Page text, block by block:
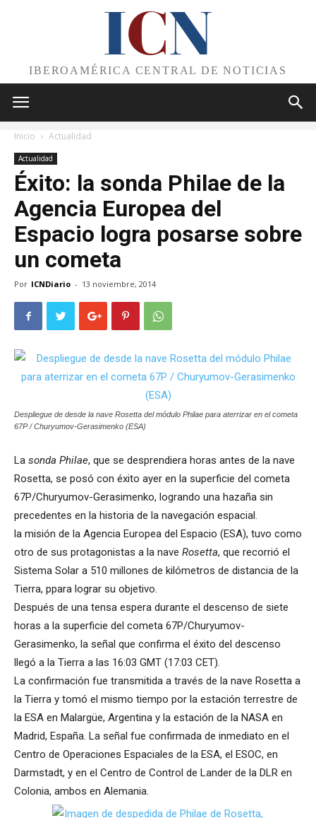
ICN
IBEROAMÉRICA CENTRAL DE NOTICIAS
Inicio Actualidad
Actualidad
Éxito: la sonda Philae de la
Agencia Europea del
Espacio logra posarse sobre
un cometa
Por ICNDiario - 13 noviembre, 2014
Despliegue de desde la nave Rosetta del módulo Philae para aterrizar en el cometa
67P / Churyumov-Gerasimenko (ESA)
La sonda Philae, que se desprendiera horas antes de la nave
Rosetta, se posó con éxito ayer en la superficie del cometa
67P/Churyumov-Gerasimenko, logrando una hazaña sin
precedentes en la historia de la navegación espacial.
la misión de la Agencia Europea del Espacio (ESA), tuvo como
otro de sus protagonistas a la nave Rosetta, que recorrió el
Sistema Solar a 510 millones de kilómetros de distancia de la
Tierra, ppara lograr su objetivo.
Después de una tensa espera durante el descenso de siete
horas a la superficie del cometa 67P/Churyumov-
Gerasimenko, la señal que confirma el éxito del descenso
llegó a la Tierra a las 16:03 GMT (17:03 CET).
La confirmación fue transmitida a través de la nave Rosetta a
la Tierra y tomó el mismo tiempo por la estación terrestre de
la ESA en Malargüe, Argentina y la estación de la NASA en
Madrid, España. La señal fue confirmada de inmediato en el
Centro de Operaciones Espaciales de la ESA, el ESOC, en
Darmstadt, y en el Centro de Control de Lander de la DLR en
Colonia, ambos en Alemania.